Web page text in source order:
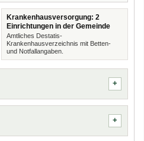
Krankenhausversorgung: 2
Einrichtungen in der Gemeinde
Amtliches Destatis-
Krankenhausverzeichnis mit Betten-
und Notfallangaben.